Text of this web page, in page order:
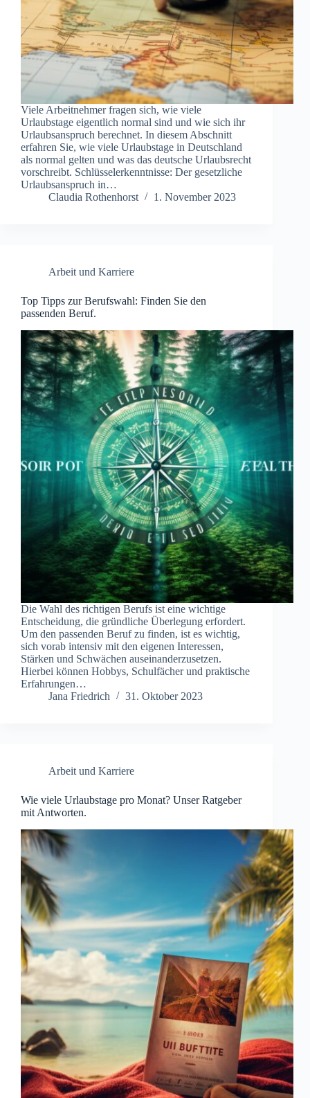
Viele Arbeitnehmer fragen sich, wie viele
Urlaubstage eigentlich normal sind und wie sich ihr
Urlaubsanspruch berechnet. In diesem Abschnitt
erfahren Sie, wie viele Urlaubstage in Deutschland
als normal gelten und was das deutsche Urlaubsrecht
vorschreibt. Schlüsselerkenntnisse: Der gesetzliche
Urlaubsanspruch in…
Claudia Rothenhorst
1. November 2023
Arbeit und Karriere
Top Tipps zur Berufswahl: Finden Sie den
passenden Beruf.
Die Wahl des richtigen Berufs ist eine wichtige
Entscheidung, die gründliche Überlegung erfordert.
Um den passenden Beruf zu finden, ist es wichtig,
sich vorab intensiv mit den eigenen Interessen,
Stärken und Schwächen auseinanderzusetzen.
Hierbei können Hobbys, Schulfächer und praktische
Erfahrungen…
Jana Friedrich
31. Oktober 2023
Arbeit und Karriere
Wie viele Urlaubstage pro Monat? Unser Ratgeber
mit Antworten.